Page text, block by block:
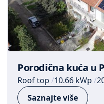
Porodična kuća u
Roof top 10.66 kWp
Saznajte više